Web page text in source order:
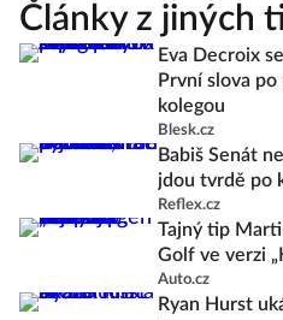
Články z jiných
Eva Decroix
První slova
kolegou
Blesk.cz
Babiš Senát
jdou tvrdě po
Reflex.cz
Tajný tip
Golf ve verzi
Auto.cz
Ryan Hurst